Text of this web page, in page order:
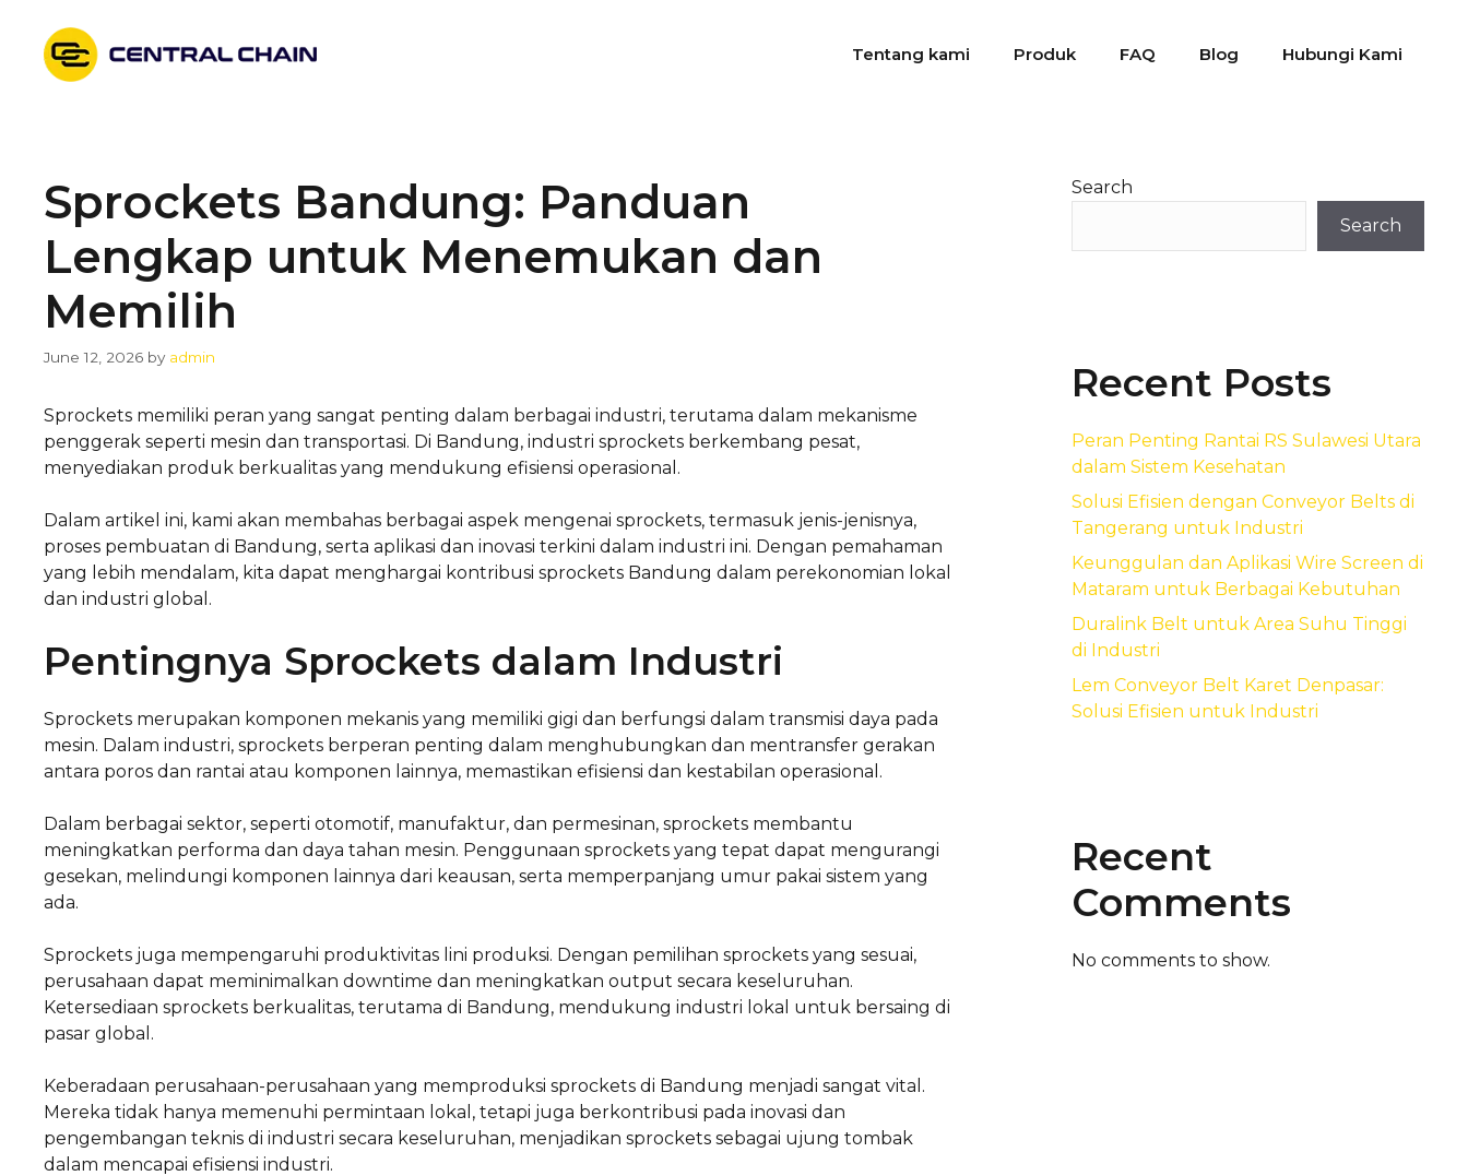
content
Tentang kami Produk FAQ Blog Hubungi Kami
Sprockets Bandung: Panduan
Lengkap untuk Menemukan dan
Memilih
June 12, 2026 by admin
Sprockets memiliki peran yang sangat penting dalam berbagai industri, terutama dalam mekanisme
penggerak seperti mesin dan transportasi. Di Bandung, industri sprockets berkembang pesat,
menyediakan produk berkualitas yang mendukung efisiensi operasional.
Dalam artikel ini, kami akan membahas berbagai aspek mengenai sprockets, termasuk jenis-jenisnya,
proses pembuatan di Bandung, serta aplikasi dan inovasi terkini dalam industri ini. Dengan pemahaman
yang lebih mendalam, kita dapat menghargai kontribusi sprockets Bandung dalam perekonomian lokal
dan industri global.
Pentingnya Sprockets dalam Industri
Sprockets merupakan komponen mekanis yang memiliki gigi dan berfungsi dalam transmisi daya pada
mesin. Dalam industri, sprockets berperan penting dalam menghubungkan dan mentransfer gerakan
antara poros dan rantai atau komponen lainnya, memastikan efisiensi dan kestabilan operasional.
Dalam berbagai sektor, seperti otomotif, manufaktur, dan permesinan, sprockets membantu
meningkatkan performa dan daya tahan mesin. Penggunaan sprockets yang tepat dapat mengurangi
gesekan, melindungi komponen lainnya dari keausan, serta memperpanjang umur pakai sistem yang
ada.
Sprockets juga mempengaruhi produktivitas lini produksi. Dengan pemilihan sprockets yang sesuai,
perusahaan dapat meminimalkan downtime dan meningkatkan output secara keseluruhan.
Ketersediaan sprockets berkualitas, terutama di Bandung, mendukung industri lokal untuk bersaing di
pasar global.
Keberadaan perusahaan-perusahaan yang memproduksi sprockets di Bandung menjadi sangat vital.
Mereka tidak hanya memenuhi permintaan lokal, tetapi juga berkontribusi pada inovasi dan
pengembangan teknis di industri secara keseluruhan, menjadikan sprockets sebagai ujung tombak
dalam mencapai efisiensi industri.
Search
Search
Recent Posts
Peran Penting Rantai RS Sulawesi Utara
dalam Sistem Kesehatan
Solusi Efisien dengan Conveyor Belts di
Tangerang untuk Industri
Keunggulan dan Aplikasi Wire Screen di
Mataram untuk Berbagai Kebutuhan
Duralink Belt untuk Area Suhu Tinggi
di Industri
Lem Conveyor Belt Karet Denpasar:
Solusi Efisien untuk Industri
Recent
Comments
No comments to show.